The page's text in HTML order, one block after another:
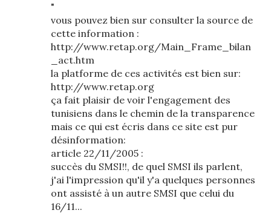
"
vous pouvez bien sur consulter la source de
cette information :
http://www.retap.org/Main_Frame_bilan
_act.htm
la platforme de ces activités est bien sur:
http://www.retap.org
ça fait plaisir de voir l'engagement des
tunisiens dans le chemin de la transparence
mais ce qui est écris dans ce site est pur
désinformation:
article 22/11/2005 :
succès du SMSI!!, de quel SMSI ils parlent,
j'ai l'impression qu'il y'a quelques personnes
ont assisté à un autre SMSI que celui du
16/11...